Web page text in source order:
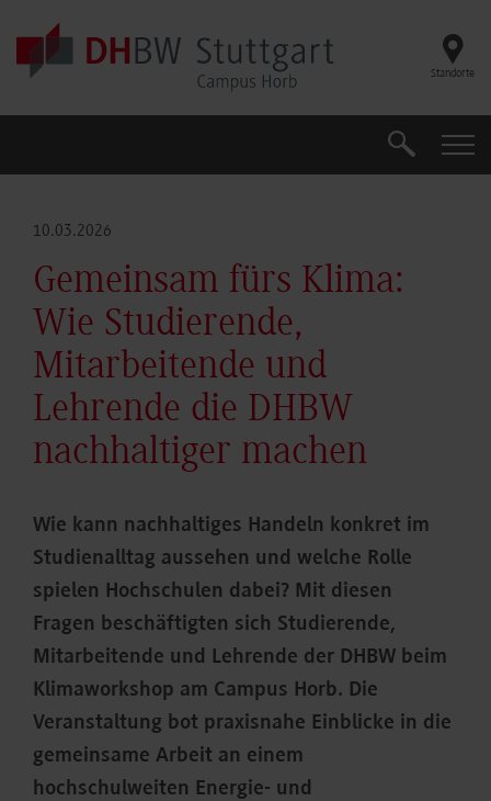
Skip to main content
Standorte
Suche
10.03.2026
Gemeinsam fürs Klima:
Wie Studierende,
Mitarbeitende und
Lehrende die DHBW
nachhaltiger machen
Wie kann nachhaltiges Handeln konkret im
Studienalltag aussehen und welche Rolle
spielen Hochschulen dabei? Mit diesen
Fragen beschäftigten sich Studierende,
Mitarbeitende und Lehrende der DHBW beim
Klimaworkshop am Campus Horb. Die
Veranstaltung bot praxisnahe Einblicke in die
gemeinsame Arbeit an einem
hochschulweiten Energie- und